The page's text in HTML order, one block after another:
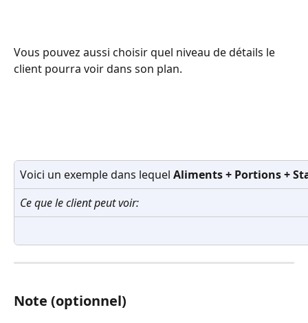
Vous pouvez aussi choisir quel niveau de détails le
client pourra voir dans son plan.
Voici un exemple dans lequel Aliments + Portions +
Ce que le client peut voir:
Note (optionnel)